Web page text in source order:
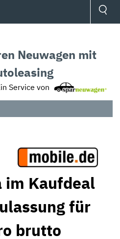
Neuwagen mit
Service von
im Kaufdeal
für
brutto